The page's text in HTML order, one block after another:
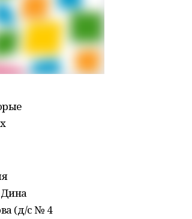
Дина
(д/с № 4